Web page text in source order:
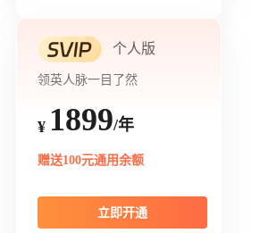
个人版
领英人脉一目了然
¥ 1899/年
赠送100元通用余额
立即开通